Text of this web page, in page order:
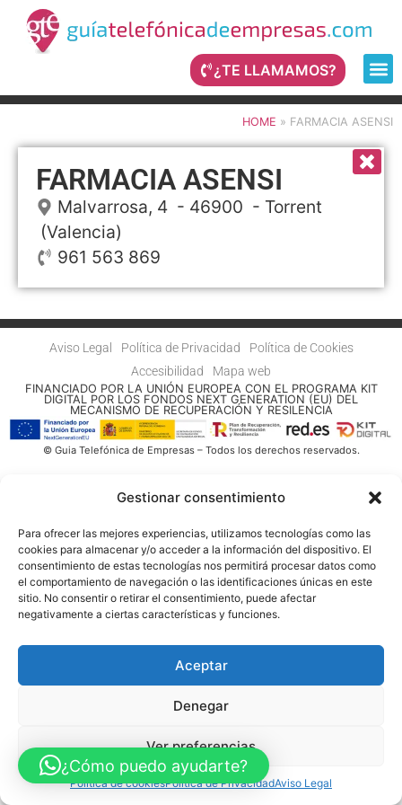
Gestionar consentimiento
Para ofrecer las mejores experiencias, utilizamos tecnologías como las
cookies para almacenar y/o acceder a la información del dispositivo. El
consentimiento de estas tecnologías nos permitirá procesar datos como
el comportamiento de navegación o las identificaciones únicas en este
sitio. No consentir o retirar el consentimiento, puede afectar
negativamente a ciertas características y funciones.
Aceptar
Denegar
Ver preferencias
Política de cookiesPolítica de PrivacidadAviso Legal
¿TE LLAMAMOS?
HOME » FARMACIA ASENSI
FARMACIA ASENSI
Malvarrosa, 4 - 46900 - Torrent
(Valencia)
961 563 869
Aviso Legal Política de Privacidad
Política de Cookies
Accesibilidad
Mapa web
FINANCIADO POR LA UNIÓN EUROPEA CON EL PROGRAMA KIT
DIGITAL POR LOS FONDOS NEXT GENERATION (EU) DEL
MECANISMO DE RECUPERACIÓN Y RESILENCIA
© Guia Telefónica de Empresas – Todos los derechos reservados.
¿Cómo puedo ayudarte?